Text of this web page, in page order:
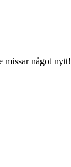
missar något nytt!